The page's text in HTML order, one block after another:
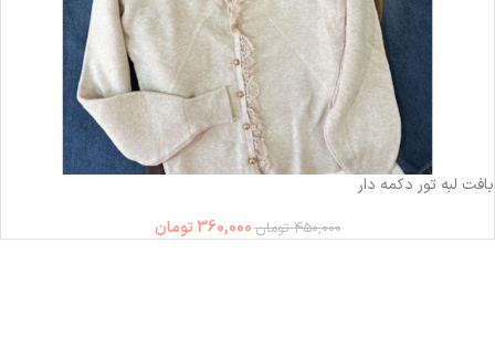
بافت لبه تور دکمه دار
450,000 تومان360,000 تومان